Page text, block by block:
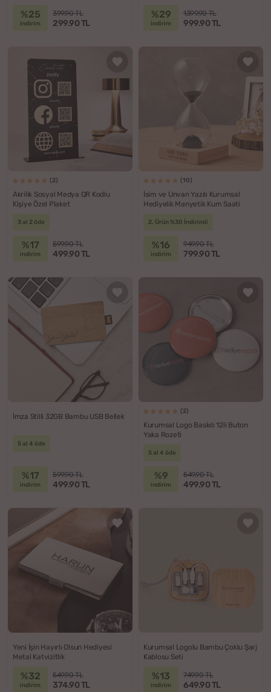
%25
indirim
399.90 TL
299.90 TL
%29
indirim
1399.90 TL
999.90 TL
(2)
Akrilik Sosyal Medya QR Kodlu
Kişiye Özel Plaket
3 al 2 öde
%17
indirim
599.90 TL
499.90 TL
(10)
İsim ve Unvan Yazılı Kurumsal
Hediyelik Manyetik Kum Saati
2. Ürün %30 İndirimli
%16
indirim
949.90 TL
799.90 TL
İmza Stilli 32GB Bambu USB Bellek
5 al 4 öde
%17
indirim
599.90 TL
499.90 TL
(2)
Kurumsal Logo Baskılı 12li Buton
Yaka Rozeti
5 al 4 öde
%9
indirim
549.90 TL
499.90 TL
Yeni İşin Hayırlı Olsun Hediyesi
Metal Katvizitlik
%32
indirim
549.90 TL
374.90 TL
Kurumsal Logolu Bambu Çoklu Şarj
Kablosu Seti
%13
indirim
749.90 TL
649.90 TL